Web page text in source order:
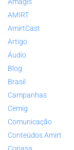
AMIRT
AmirtCast
Artigo
Áudio
Blog
Brasil
Campanhas
Cemig
Comunicação
Conteúdos Amirt
Copasa